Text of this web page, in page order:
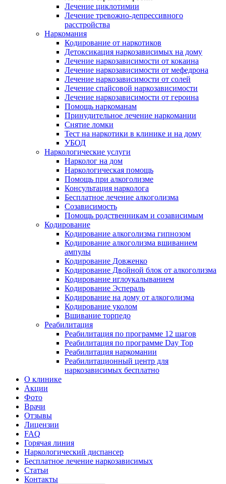
Лечение циклотимии
Лечение тревожно-депрессивного
расстройства
Наркомания
Кодирование от наркотиков
Детоксикация наркозависимых на дому
Лечение наркозависимости от кокаина
Лечение наркозависимости от мефедрона
Лечение наркозависимости от солей
Лечение спайсовой наркозависимости
Лечение наркозависимости от героина
Помощь наркоманам
Принудительное лечение наркомании
Снятие ломки
Тест на наркотики в клинике и на дому
УБОД
Наркологические услуги
Нарколог на дом
Наркологическая помощь
Помощь при алкоголизме
Консультация нарколога
Бесплатное лечение алкоголизма
Созависимость
Помощь родственникам и созависимым
Кодирование
Кодирование алкоголизма гипнозом
Кодирование алкоголизма вшиванием
ампулы
Кодирование Довженко
Кодирование Двойной блок от алкоголизма
Кодирование иглоукалыванием
Кодирование Эспераль
Кодирование на дому от алкоголизма
Кодирование уколом
Вшивание торпедо
Реабилитация
Реабилитация по программе 12 шагов
Реабилитация по программе Day Top
Реабилитация наркомании
Реабилитационный центр для
наркозависимых бесплатно
О клинике
Акции
Фото
Врачи
Отзывы
Лицензии
FAQ
Горячая линия
Наркологический диспансер
Бесплатное лечение наркозависимых
Статьи
Контакты